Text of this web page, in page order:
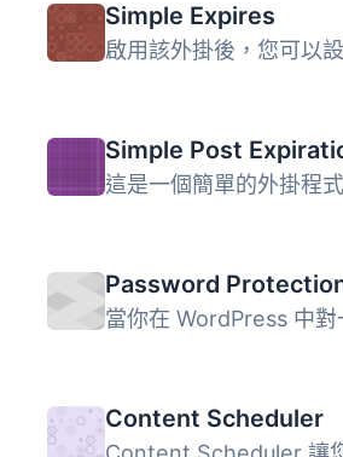
Simple Expires
Simple Post
Password
Content Scheduler